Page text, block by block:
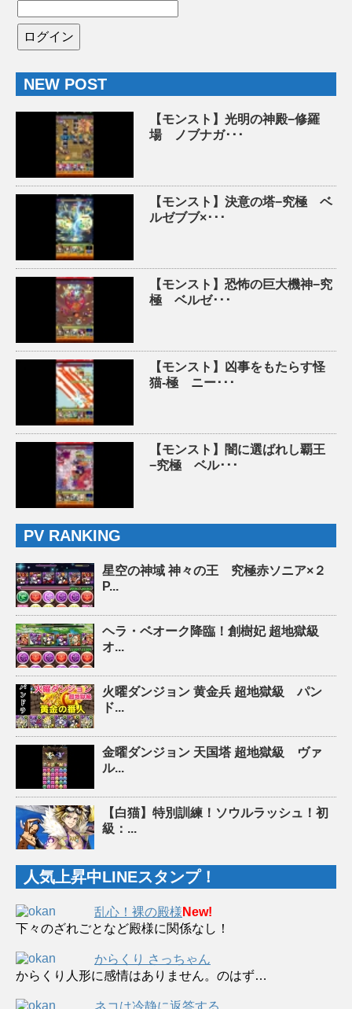
NEW POST
【モンスト】光明の神殿−修羅
場 ノブナガ･･･
【モンスト】決意の塔−究極 ベ
ルゼブブ×･･･
【モンスト】恐怖の巨大機神−究
極 ベルゼ･･･
【モンスト】凶事をもたらす怪
猫-極 ニー･･･
【モンスト】闇に選ばれし覇王
−究極 ベル･･･
PV RANKING
星空の神域 神々の王 究極赤ソニア×２
P...
ヘラ・ベオーク降臨！創樹妃 超地獄級
オ...
火曜ダンジョン 黄金兵 超地獄級 パン
ド...
金曜ダンジョン 天国塔 超地獄級 ヴァ
ル...
【白猫】特別訓練！ソウルラッシュ！初
級：...
人気上昇中LINEスタンプ！
乱心！裸の殿様 New!
下々のざれごとなど殿様に関係なし！
からくり さっちゃん
からくり人形に感情はありません。のはず…
ネコは冷静に返答する。